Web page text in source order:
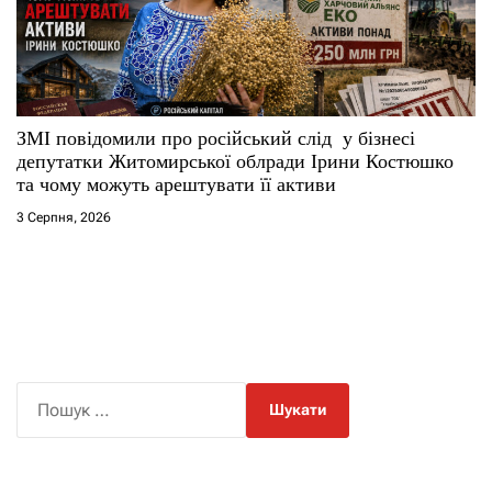
ЗМІ повідомили про російський слід у бізнесі
депутатки Житомирської облради Ірини Костюшко
та чому можуть арештувати її активи
3 Серпня, 2026